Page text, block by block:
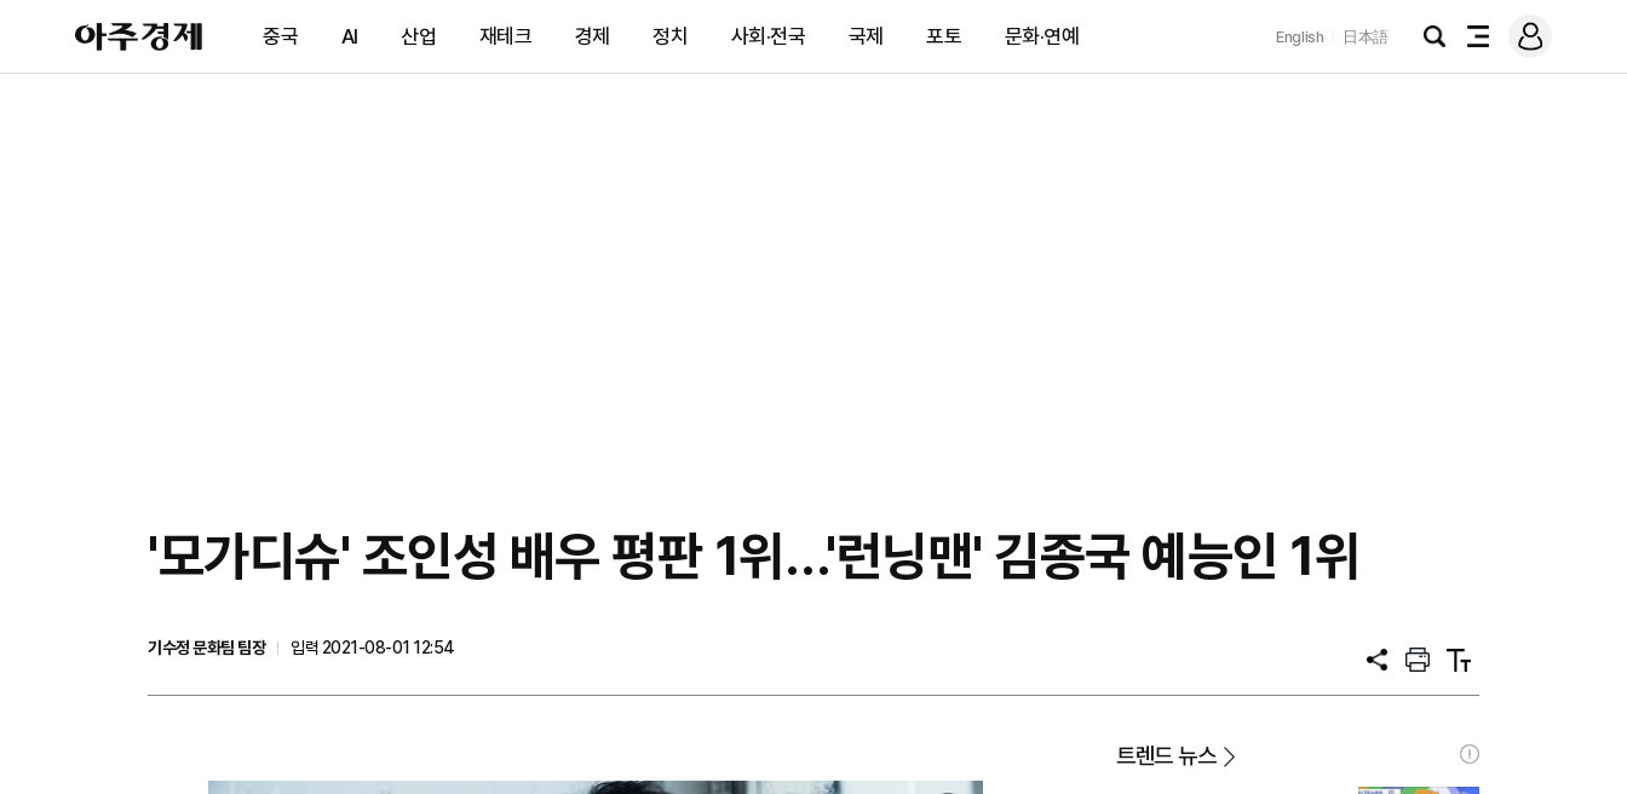
아
주
제
중국 AI 산업 재테크 경제 정치 사회·전국 국제 포토 문화·연예 English 日本語
검
전
메
그
'모가디슈' 조인성 배우 평판 1위…'런닝맨' 김종국 예능인 1위
기수정 문화팀 팀장
입력 2021-08-01 12:54
공
프
트
텍
트
트렌드 뉴스